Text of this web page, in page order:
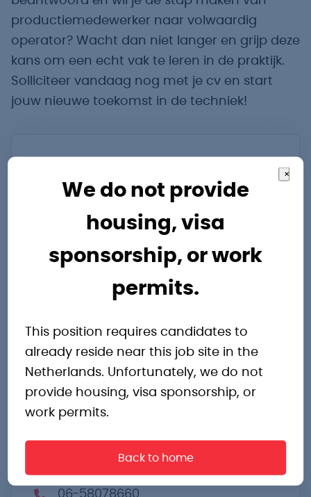
×
We do not provide
housing, visa
sponsorship, or work
permits.
This position requires candidates to
already reside near this job site in the
Netherlands. Unfortunately, we do not
provide housing, visa sponsorship, or
work permits.
Back to home
productiemedewerker naar volwaardig
operator? Wacht dan niet langer en grijp deze
kans om een echt vak te leren in de praktijk.
Solliciteer vandaag nog met je cv en start
jouw nieuwe toekomst in de techniek!
Onze specialisten staan je graag te
Bas Derks
Accountmanager
Marktplein 138
Emmen
Drenthe
7811 BA
Nederland
bas.derks@pro-industry.nl
06-58078660